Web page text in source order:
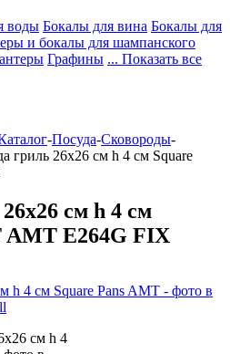
воды Бокалы для вина Бокалы для
и бокалы для шампанского
Графины ... Показать все
-Посуда-Сковороды-
гриль 26х26 см h 4 см Square
см h 4 см
AMT E264G FIX